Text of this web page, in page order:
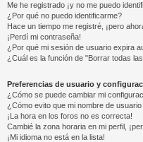
Me he registrado ¡y no me puedo
¿Por qué no puedo identificarme?
Hace un tiempo me registré, ¡pero
¡Perdí mi contraseña!
¿Por qué mi sesión de usuario expira
¿Cuál es la función de "Borrar todas
Preferencias de usuario y
¿Cómo se puede cambiar mi
¿Cómo evito que mi nombre de
¡La hora en los foros no es correcta!
Cambié la zona horaria en mi perfil,
¡Mi idioma no está en la lista!